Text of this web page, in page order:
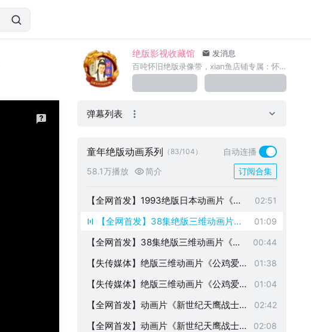
绝版影视收藏馆
发消息
百吨怀旧绝版录像带，xian鱼店铺专属：怀旧留声绝版收藏
弹幕列表
童年绝版动画系列 （83/104）
自动连播
58.1万播放
简介 订阅合集
传影像。
魔方》播出母带片段欣赏，珍贵怀旧录像
带资料
【全网绝版首发】1988年动画片《故事
魔方》播出母带片段欣赏，珍贵怀旧录
像带资料
【全网绝版首发】1993年上海电视台首
播动画片《动画世界》录像带片段欣赏，
珍贵首播影像资料，全网唯一首发。
01:38
【全网首发】1995绝版动画片《熊猫俱
乐部》录像带母带片头欣赏，高清晰珍贵
【全网首发】小神龙俱乐部绝版动画片《
02:26
》录像带母带资料欣赏
【绝版首发】韩国译制动画片《迷你宠物
星》录像带母带资料欣赏，山西台国语配
音，童年回忆原版再现！
01:02
【全网首发】1993绝版日本动画片《五
更龙宝宝》录像带母带资料欣赏，国语配
音，童年回忆原版再现！
01:27
【全网首发】1993绝版日本动画片《五
更龙宝宝》录像带母带资料欣赏，国语配
音，童年回忆原版再现！
02:51
【全网首发】38集绝版三维动画片《
玩具之家》录像带母带资料欣赏，国
内首部三维动画。
01:09
【全网首发】38集绝版三维动画片《玩
具之家》录像带母带资料欣赏，国内首
部三维动画。
00:44
【失传媒体】绝版三维动画片《公鸡爱上
羊》录像带母带资料欣赏，网上无任何信
息。
01:38
【失传媒体】绝版三维动画片《公鸡爱上
羊》录像带母带资料欣赏，网上无任何信
息。
01:04
【全网首发】动画片《新世纪天鹰战士》
录像带母带资料欣赏，每集有下集预告，
02:42
【全网首发】动画片《新世纪天鹰战士
02:08